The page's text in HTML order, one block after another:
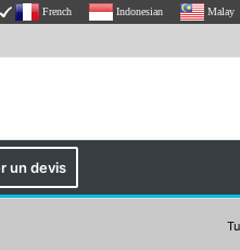
French Indonesian Malay
un devis